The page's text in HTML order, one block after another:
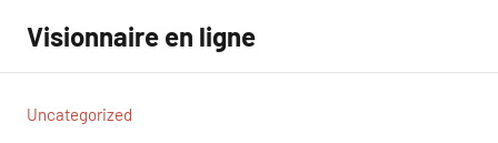
contenu
Visionnaire en ligne
Uncategorized